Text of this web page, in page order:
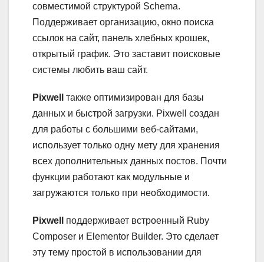
совместимой структурой Schema.
Поддерживает организацию, окно поиска
ссылок на сайт, панель хлебных крошек,
открытый график. Это заставит поисковые
системы любить ваш сайт.
Pixwell
также оптимизирован для базы
данных и быстрой загрузки. Pixwell создан
для работы с большими веб-сайтами,
использует только одну мету для хранения
всех дополнительных данных постов. Почти
функции работают как модульные и
загружаются только при необходимости.
Pixwell
поддерживает встроенный Ruby
Composer и Elementor Builder. Это сделает
эту тему простой в использовании для